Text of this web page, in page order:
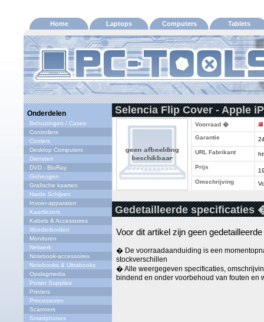
Home Laptops Computers Tablets
Onderdelen
Behuizingen / Cases
Controllers
Coolers
Desktop Computers
Diensten
DVD - BluRay
Geheugen
Grafische kaarten
Harde Schijven
Invoer-apparaten
Kaartlezers
Kabels & Accessoires
Moederborden
Monitoren
Netwerk
Notebook-accessoires
Notebooks & Ultrabooks
Opslagmedia
Power Supplies
Printers
Processoren
Scanners
Smartphones
Selencia Flip Cover - Apple
Voorraad �
Garantie
URL Fabrikant
Prijs
Omschrijving
Gedetailleerde specificaties
Voor dit artikel zijn geen
� De voorraadaanduiding is een
stockverschillen
� Alle weergegeven specificaties,
bindend en onder voorbehoud van fouten en